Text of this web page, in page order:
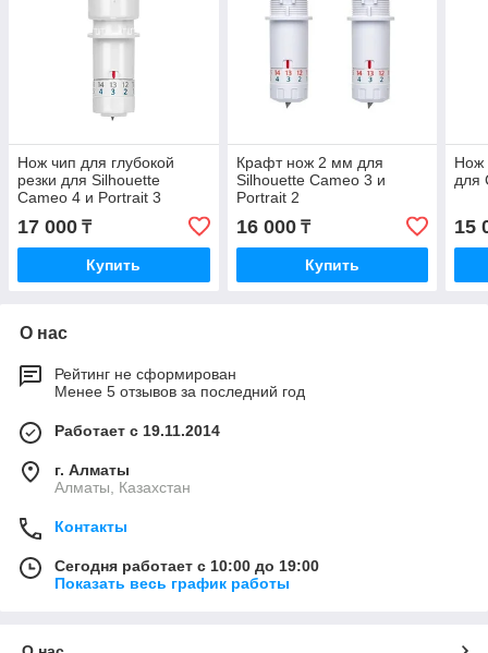
Нож чип для глубокой
резки для Silhouette
Cameo 4 и Portrait 3
17 000 ₸
Купить
Крафт нож 2 мм для
Silhouette Cameo 3 и
Portrait 2
16 000₸
Купить
Нож
для
15
О нас
Рейтинг не сформирован
Менее 5 отзывов за последний год
Работает с 19.11.2014
г. Алматы
Алматы, Казахстан
Контакты
Сегодня работает с 10:00 до 19:00
Показать весь график работы